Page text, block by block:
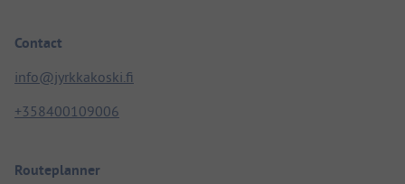
Contact
info@jyrkkakoski.fi
+358400109006
Routeplanner